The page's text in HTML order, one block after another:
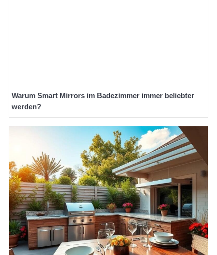
Warum Smart Mirrors im Badezimmer immer beliebter
werden?